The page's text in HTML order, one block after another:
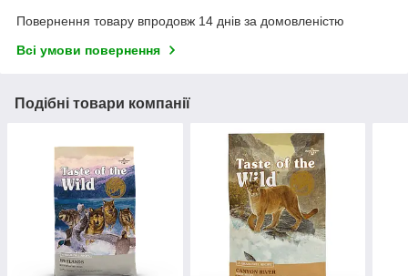
Повернення товару впродовж 14 днів за домовленістю
Всі умови повернення
Подібні товари компанії